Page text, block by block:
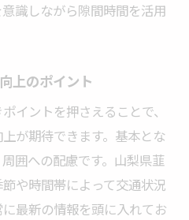
識しながら隙間時間を活用
上のポイント
イントを押さえることで、
が期待できます。基本とな
囲への配慮です。山梨県韮
や時間帯によって交通状況
最新の情報を頭に入れてお